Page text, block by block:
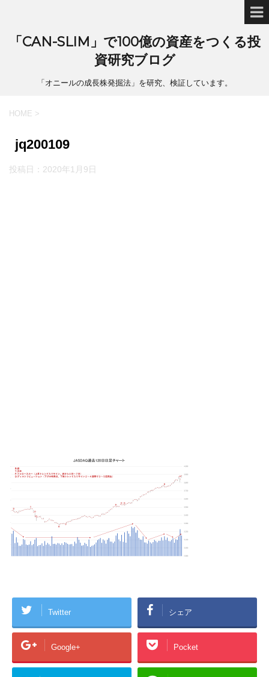
「CAN-SLIM」で100億の資産をつくる投
資研究ブログ
「オニールの成長株発掘法」を研究、検証しています。
HOME >
jq200109
投稿日： 2020年1月9日
Twitter シェア
Google+ Pocket